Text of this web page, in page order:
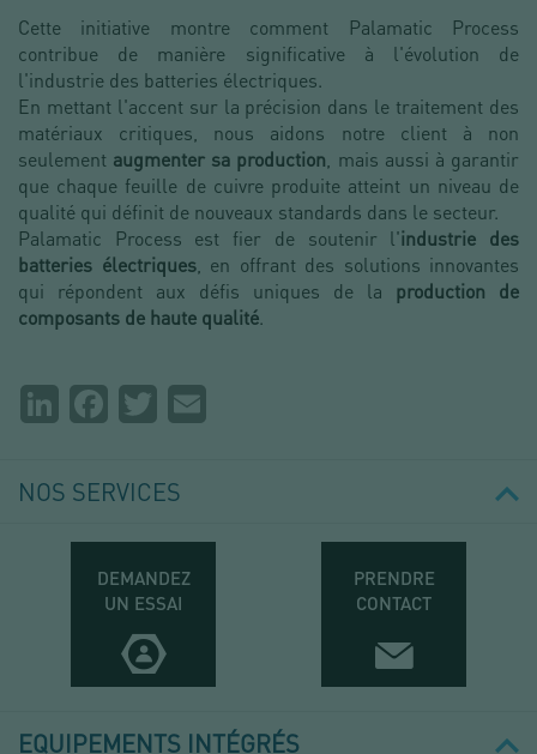
Cette initiative montre comment Palamatic Process
contribue de manière significative à l'évolution de
l'industrie des batteries électriques.
En mettant l'accent sur la précision dans le traitement des
matériaux critiques, nous aidons notre client à non
seulement augmenter sa production , mais aussi à garantir
que chaque feuille de cuivre produite atteint un niveau de
qualité qui définit de nouveaux standards dans le secteur.
Palamatic Process est fier de soutenir l'industrie des
batteries électriques, en offrant des solutions innovantes
qui répondent aux défis uniques de la production de
composants de haute qualité.
Partager
page
LinkedInFacebookTwitter
NOS SERVICES
DEMANDEZ
UN ESSAI
PRENDRE
CONTACT
EQUIPEMENTS INTÉGRÉS